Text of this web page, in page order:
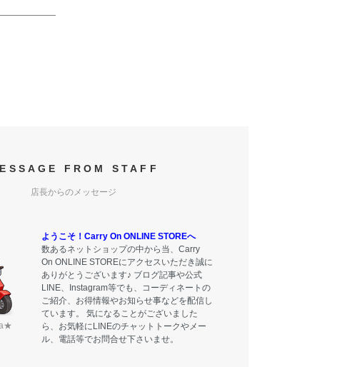
FROM STAFF
店長からのメッセージ
ようこそ！Carry On ONLINE STOREへ
数あるネットショップの中から当、Carry
On ONLINE STOREにアクセスいただき誠に
ありがとうございます♪ ブログ記事や公式
LINE、Instagram等でも、コーディネートの
ご紹介、お得情報やお知らせ事などを配信し
ています。 気になることがございました
ら、お気軽にLINEのチャットトークやメー
ル、電話等でお問合せ下さいませ。